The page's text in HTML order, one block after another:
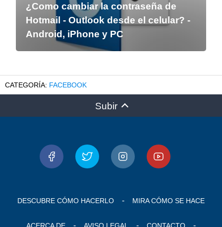
¿Como cambiar la contraseña de
Hotmail - Outlook desde el celular? -
Android, iPhone y PC
FACEBOOK
Subir
DESCUBRE CÓMO HACERLO MIRA CÓMO SE HACE